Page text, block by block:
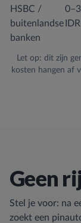
HSBC /
buitenlandse
banken
IDR
Let op: dit zijn
kosten hangen af
Geen
Stel je voor: na
zoekt een